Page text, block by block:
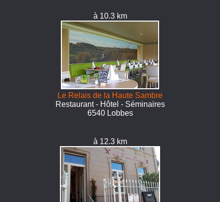
à 10.3 km
Le Relais de la Haute Sambre
Restaurant - Hôtel - Séminaires
6540 Lobbes
à 12.3 km